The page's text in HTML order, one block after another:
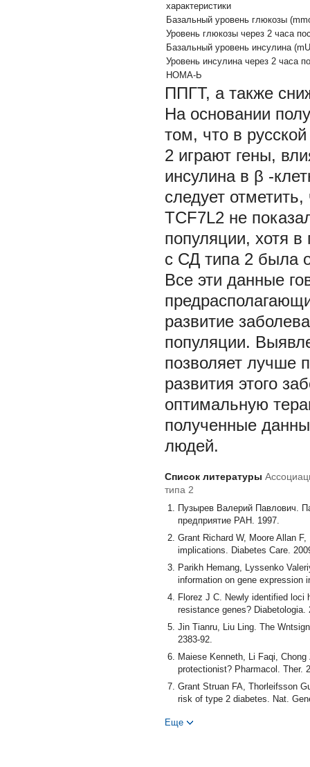
характеристики
Базальный уровень глюкозы
Уровень глюкозы через 2 часа
Базальный уровень инсулина
Уровень инсулина через 2 часа
НОМА-Ь
ППГТ, а также
На основании
том, что в
2 играют гены,
инсулина в β -
следует
TCF7L2 не
популяции, хотя в
с СД типа 2 была
Все эти данные
развитие
популяции.
позволяет лучше
развития этого
оптимальную
полученные
людей.
Список литературы
типа 2
Пузырев Валерий Павлович.
предприятие РАН. 1997.
Grant Richard W, Moore Allan
implications. Diabetes Care.
Parikh Hemang, Lyssenko
information on gene expression
Florez J C. Newly identified
resistance genes? Diabetologia.
Jin Tianru, Liu Ling. The
2383-92.
Maiese Kenneth, Li Faqi,
protectionist? Pharmacol. Ther.
Grant Struan FA, Thorleifsson
risk of type 2 diabetes. Nat.
expression in human betacells
Еще